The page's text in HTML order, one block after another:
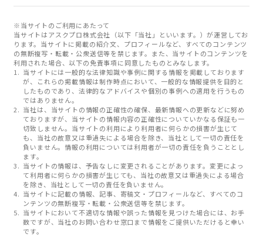
※当サイトのご利用にあたって
当サイトはアスクプロ株式会社（以下「当社」といいます。）が運営してお
ります。当サイトに掲載の紹介文、プロフィールなど、すべてのコンテンツ
の無断複写・転載・公衆送信等を禁じます。また、当サイトのコンテンツを
利用された場合、以下の免責事項に同意したものとみなします。
当サイトには一般的な法律知識や事例に関する情報を掲載しております
が、これらの掲載情報は制作時点において、一般的な情報提供を目的と
したものであり、法律的なアドバイスや個別の事例への適用を行うもの
ではありません。
当社は、当サイトの情報の正確性の確保、最新情報への更新などに努め
ておりますが、当サイトの情報内容の正確性についていかなる保証も一
切致しません。当サイトの利用により利用者に何らかの損害が生じて
も、当社の故意又は重過失による場合を除き、当社として一切の責任を
負いません。情報の利用については利用者が一切の責任を負うこととし
ます。
当サイトの情報は、予告なしに変更されることがあります。変更によっ
て利用者に何らかの損害が生じても、当社の故意又は重過失による場合
を除き、当社として一切の責任を負いません。
当サイトに記載の情報、記事、寄稿文・プロフィールなど、すべてのコ
ンテンツの無断複写・転載・公衆送信等を禁じます。
当サイトにおいて不適切な情報や誤った情報を見つけた場合には、お手
数ですが、当社のお問い合わせ窓口まで情報をご提供いただけると幸い
です。